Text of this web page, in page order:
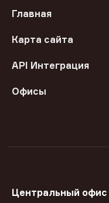
Главная
Карта сайта
API Интеграция
Офисы
Центральный офис